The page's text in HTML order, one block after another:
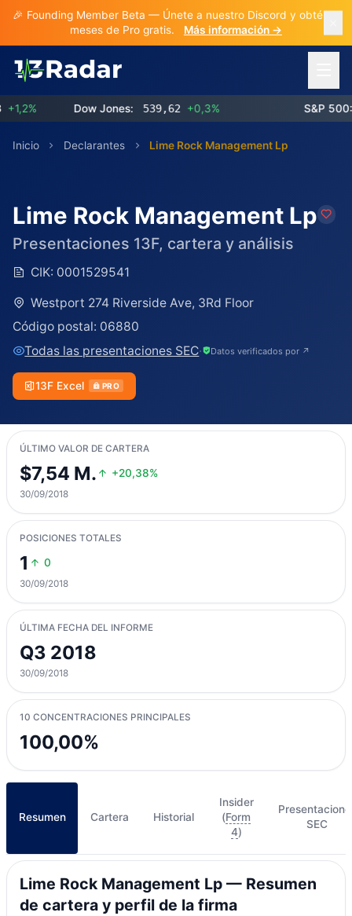
🎉 Founding Member Beta — Únete a nuestro Discord y obtén 3
meses de Pro gratis.
Más información →
Dow Jones: 539,62 +0,3% S&P 500:
Inicio Declarantes Lime Rock Management Lp
Lime Rock Management Lp
Presentaciones 13F, cartera y análisis
CIK: 0001529541
Westport 274 Riverside Ave, 3Rd Floor
Código postal: 06880
Todas las presentaciones SEC· Datos verificados por ↗
13F Excel PRO
ÚLTIMO VALOR DE CARTERA
$7,54 M. +20,38%
30/09/2018
POSICIONES TOTALES
1 0
30/09/2018
ÚLTIMA FECHA DEL INFORME
Q3 2018
30/09/2018
10 CONCENTRACIONES PRINCIPALES
100,00%
Resumen Cartera Historial
Insider
(Form
4)
SEC
Lime Rock Management Lp — Resumen
de cartera y perfil de la firma